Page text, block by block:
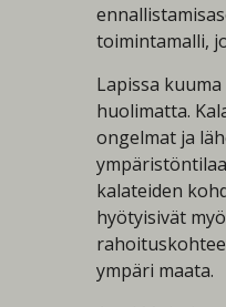
toimintamalli,
Lapissa
huolimatta.
ongelmat ja
kalateiden
hyötyisivät
ympäri maata.